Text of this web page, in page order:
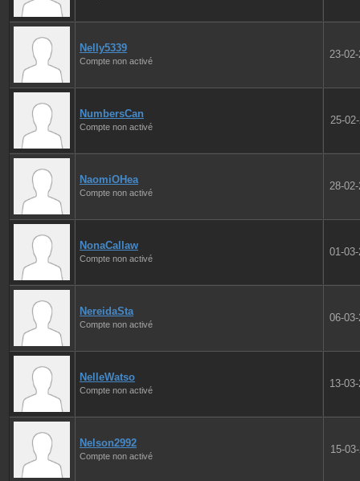
Nelly5339
Compte non activé
23-
NumbersCan
Compte non activé
25-
NaomiOHea
Compte non activé
28-
NonaCallaw
Compte non activé
01-
NereidaSta
Compte non activé
06-
NelleWatso
Compte non activé
13-
Nelson2992
Compte non activé
15-